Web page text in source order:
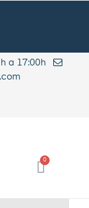
a 17:00h